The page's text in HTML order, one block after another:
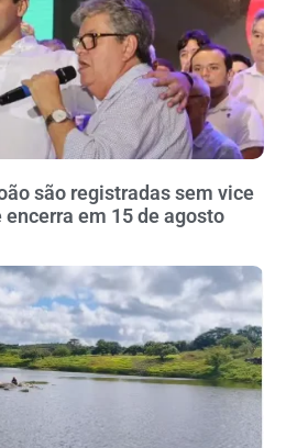
são registradas sem vice
em 15 de agosto